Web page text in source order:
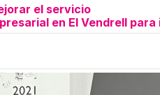
el servicio
en El Vendrell para